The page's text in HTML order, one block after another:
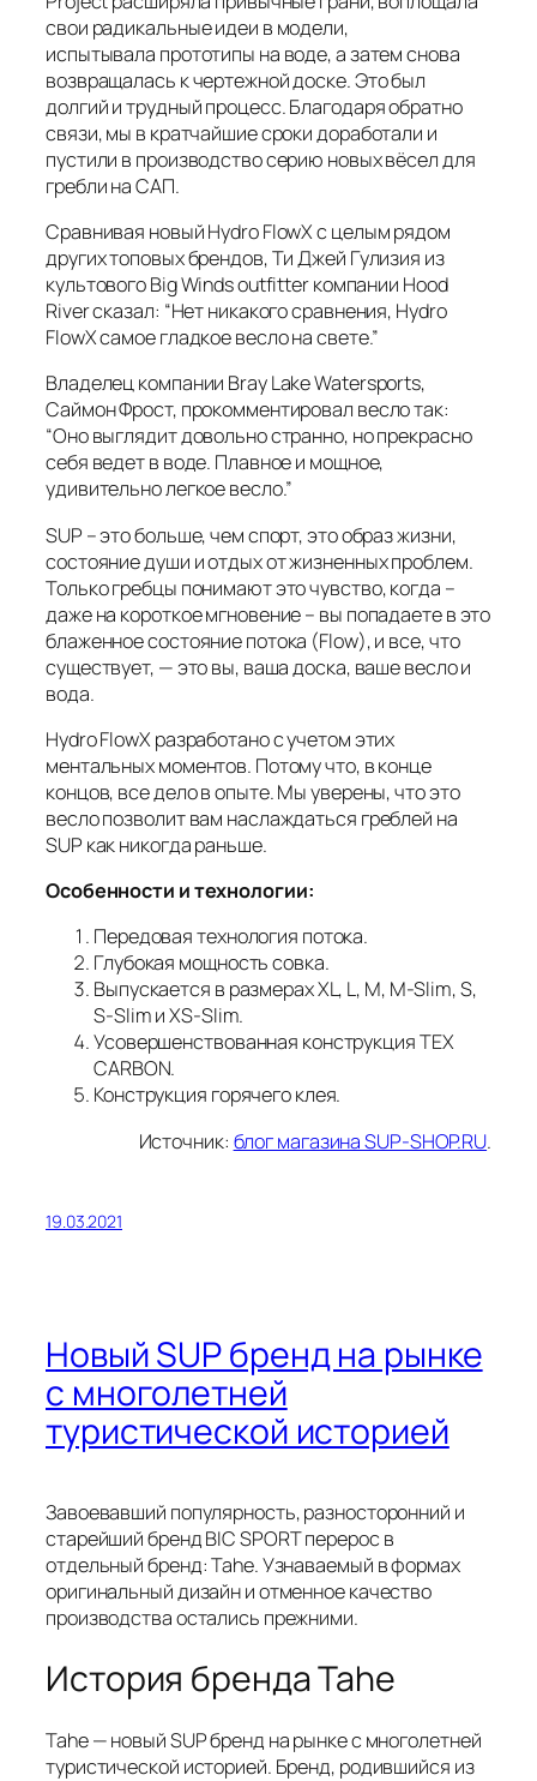
свои радикальные идеи в модели,
испытывала прототипы на воде, а затем снова
возвращалась к чертежной доске. Это был
долгий и трудный процесс. Благодаря обратно
связи, мы в кратчайшие сроки доработали и
пустили в производство серию новых вёсел для
гребли на САП.
Сравнивая новый Hydro FlowX с целым рядом
других топовых брендов, Ти Джей Гулизия из
культового Big Winds outfitter компании Hood
River сказал: “Нет никакого сравнения, Hydro
FlowX самое гладкое весло на свете.”
Владелец компании Bray Lake Watersports,
Саймон Фрост, прокомментировал весло так:
“Оно выглядит довольно странно, но прекрасно
себя ведет в воде. Плавное и мощное,
удивительно легкое весло.”
SUP – это больше, чем спорт, это образ жизни,
состояние души и отдых от жизненных проблем.
Только гребцы понимают это чувство, когда –
даже на короткое мгновение – вы попадаете в это
блаженное состояние потока (Flow), и все, что
существует, — это вы, ваша доска, ваше весло и
вода.
Hydro FlowX разработано с учетом этих
ментальных моментов. Потому что, в конце
концов, все дело в опыте. Мы уверены, что это
весло позволит вам наслаждаться греблей на
SUP как никогда раньше.
Особенности и технологии:
Передовая технология потока.
Глубокая мощность совка.
Выпускается в размерах XL, L, M, M-Slim, S,
S-Slim и XS-Slim.
Усовершенствованная конструкция TEX
CARBON.
Конструкция горячего клея.
Источник: блог магазина SUP-SHOP.RU.
19.03.2021
Новый SUP бренд на рынке
с многолетней
туристической историей
Завоевавший популярность, разносторонний и
старейший бренд BIC SPORT перерос в
отдельный бренд: Tahe. Узнаваемый в формах
оригинальный дизайн и отменное качество
производства остались прежними.
История бренда Tahe
Tahe — новый SUP бренд на рынке с многолетней
туристической историей. Бренд, родившийся из